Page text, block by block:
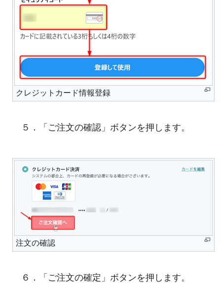
クレジットカード情報登録
５．「ご注文の確認」ボタンを押します。
注文の確認
６．「ご注文の確定」ボタンを押します。